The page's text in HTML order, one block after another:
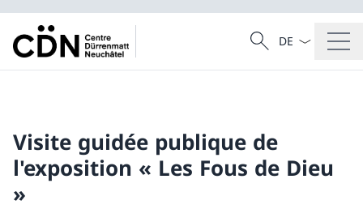
Cercare
Ricerca
Dal menu a
Visite guidée publique de
l'exposition « Les Fous de Dieu
»